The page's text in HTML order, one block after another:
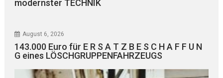
modernster TECHNIK
August 6, 2026
143.000 Euro für E R S A T Z B E S C H A F F U N
G eines LÖSCHGRUPPENFAHRZEUGS